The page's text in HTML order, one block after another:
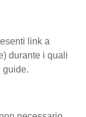
link a
durante i quali
guide.